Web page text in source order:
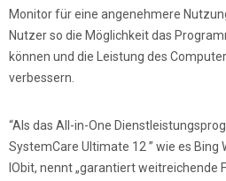
Monitor für eine angenehmere
Nutzer so die Möglichkeit das
können und die Leistung des
verbessern.
“Als das All-in-One
SystemCare Ultimate 12 ” wie es Bing
IObit, nennt „garantiert weitreichende